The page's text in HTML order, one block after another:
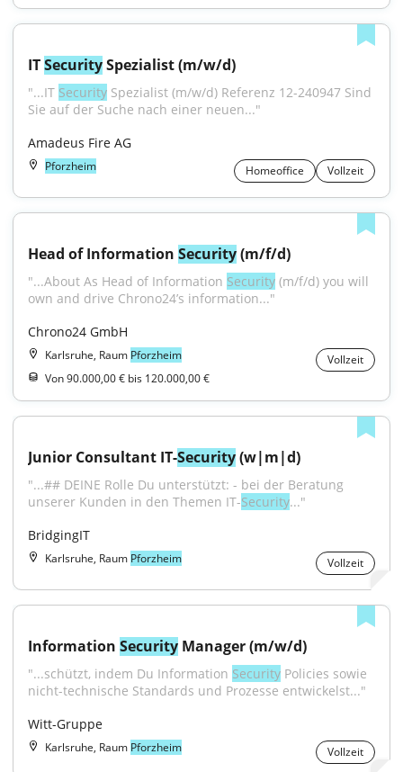
IT Security Spezialist (m/w/d)
"...IT Security Spezialist (m/w/d) Referenz 12-240947 Sind
Sie auf der Suche nach einer neuen..."
Amadeus Fire AG
Pforzheim Homeoffice Vollzeit
Head of Information Security (m/f/d)
"...About As Head of Information Security (m/f/d) you will
own and drive Chrono24’s information..."
Chrono24 GmbH
Karlsruhe, Raum Pforzheim
Vollzeit
Von 90.000,00 € bis 120.000,00 €
Junior Consultant IT-Security (w|m|d)
"...## DEINE Rolle Du unterstützt: - bei der Beratung
unserer Kunden in den Themen IT-Security..."
BridgingIT
Karlsruhe, Raum Pforzheim Vollzeit
Information Security Manager (m/w/d)
"...schützt, indem Du Information Security Policies sowie
nicht-technische Standards und Prozesse entwickelst..."
Witt-Gruppe
Karlsruhe, Raum Pforzheim Vollzeit